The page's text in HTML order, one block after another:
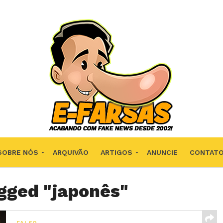
NÓS ARQUIVÃO ARTIGOS ANUNCIE CONTATO
"japonês"